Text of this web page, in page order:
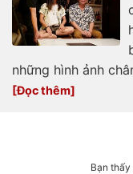
những hình ảnh
Bạn